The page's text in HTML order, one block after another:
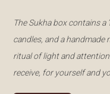
The Sukha box contains a
candles, and a
ritual of light and
receive, for yourself and